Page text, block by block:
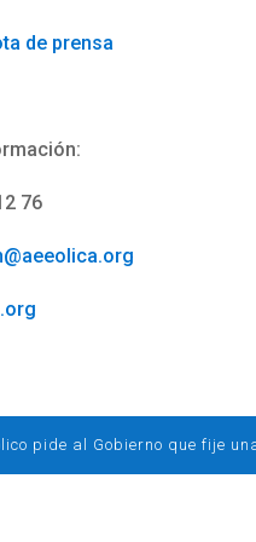
de prensa
76